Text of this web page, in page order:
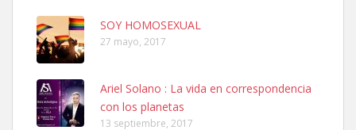
Ninfa perdida
El día 5 se los perdió una ninfa papillera, asustada tiene miedo a la
SOY HOMOSEXUAL
27 mayo, 2017
Ariel Solano : La vida en correspondencia
con los planetas
13 septiembre, 2017